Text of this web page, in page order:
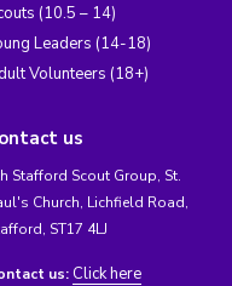
(10.5 – 14)
Leaders (14-18)
Volunteers (18+)
us
Stafford Scout Group, St.
Church, Lichfield Road,
ST17 4LJ
us: Click here